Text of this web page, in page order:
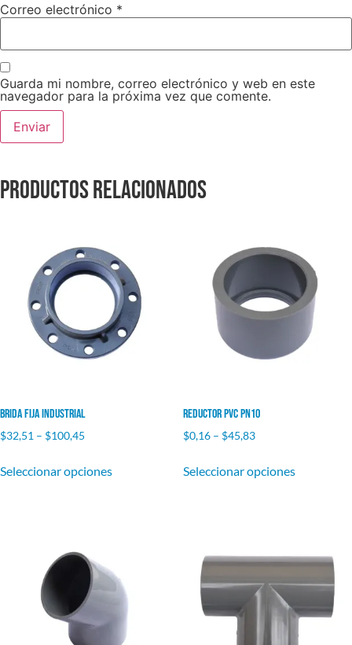
Correo electrónico *
Guarda mi nombre, correo electrónico y web en este
navegador para la próxima vez que comente.
Productos relacionados
Brida Fija Industrial
$32,51 – $100,45
Seleccionar opciones
Reductor PVC PN10
$0,16– $45,83
Seleccionar opciones